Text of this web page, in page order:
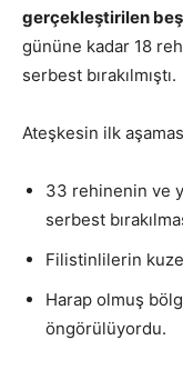
gerçekleştirilen
gününe kadar 18
serbest bırakılmıştı.
Ateşkesin ilk
33 rehinenin ve
serbest
Filistinlilerin
Harap olmuş
öngörülüyordu.